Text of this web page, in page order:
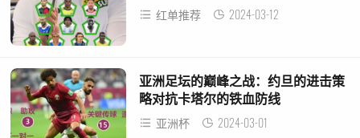
红单推荐 2024-03-12
亚洲足坛的巅峰之战：约旦的进击策
略对抗卡塔尔的铁血防线
亚洲杯 2024-03-01